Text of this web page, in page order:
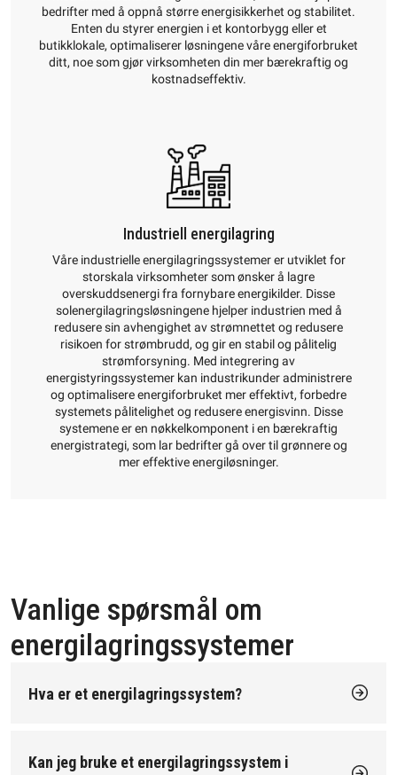
bedrifter med å oppnå større energisikkerhet og stabilitet.
Enten du styrer energien i et kontorbygg eller et
butikklokale, optimaliserer løsningene våre energiforbruket
ditt, noe som gjør virksomheten din mer bærekraftig og
kostnadseffektiv.
Industriell energilagring
Våre industrielle energilagringssystemer er utviklet for
storskala virksomheter som ønsker å lagre
overskuddsenergi fra fornybare energikilder. Disse
solenergilagringsløsningene hjelper industrien med å
redusere sin avhengighet av strømnettet og redusere
risikoen for strømbrudd, og gir en stabil og pålitelig
strømforsyning. Med integrering av
energistyringssystemer kan industrikunder administrere
og optimalisere energiforbruket mer effektivt, forbedre
systemets pålitelighet og redusere energisvinn. Disse
systemene er en nøkkelkomponent i en bærekraftig
energistrategi, som lar bedrifter gå over til grønnere og
mer effektive energiløsninger.
Vanlige spørsmål om
energilagringssystemer
Hva er et energilagringssystem?
av strømnettet, senke energikostnadene og øke
Kan jeg bruke et energilagringssystem i